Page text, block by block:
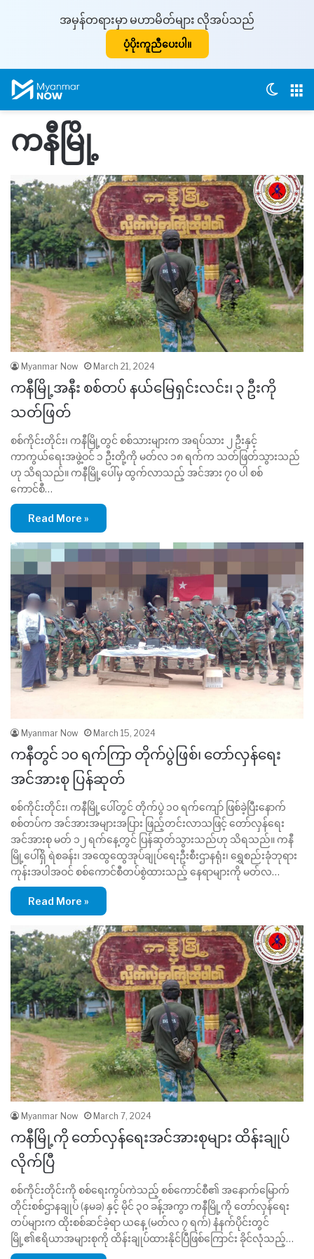
အမှန်တရားမှာ မဟာမိတ်များ လိုအပ်သည်
ပံ့ပိုးကူညီပေးပါ။
ကနီမြို့
Myanmar Now March 21, 2024
ကနီမြို့အနီး စစ်တပ် နယ်မြေရှင်းလင်း၊ ၃ ဦးကို
သတ်ဖြတ်
စစ်ကိုင်းတိုင်း၊ ကနီမြို့တွင် စစ်သားများက အရပ်သား ၂ ဦးနှင့်
ကာကွယ်ရေးအဖွဲ့ဝင် ၁ ဦးတို့ကို မတ်လ ၁၈ ရက်က သတ်ဖြတ်သွားသည်
ဟု သိရသည်။ ကနီမြို့ပေါ်မှ ထွက်လာသည့် အင်အား ၇၀ ပါ စစ်
ကောင်စီ…
Read More »
Myanmar Now March 15, 2024
ကနီတွင် ၁၀ ရက်ကြာ တိုက်ပွဲဖြစ်၊ တော်လှန်ရေး
အင်အားစု ပြန်ဆုတ်
စစ်ကိုင်းတိုင်း၊ ကနီမြို့ပေါ်တွင် တိုက်ပွဲ ၁၀ ရက်ကျော် ဖြစ်ခဲ့ပြီးနောက်
စစ်တပ်က အင်အားအများအပြား ဖြည့်တင်းလာသဖြင့် တော်လှန်ရေး
အင်အားစု မတ် ၁၂ ရက်နေ့တွင် ပြန်ဆုတ်သွားသည်ဟု သိရသည်။ ကနီ
မြို့ပေါ်ရှိ ရဲစခန်း၊ အထွေထွေအုပ်ချုပ်ရေးဦးစီးဌာနရုံး၊ ရွှေစည်းခုံဘုရား
ကုန်းအပါအဝင် စစ်ကောင်စီတပ်စွဲထားသည့် နေရာများကို မတ်လ…
Read More »
Myanmar Now March 7, 2024
ကနီမြို့ကို တော်လှန်ရေးအင်အားစုများ ထိန်းချုပ်
လိုက်ပြီ
စစ်ကိုင်းတိုင်းကို စစ်ရေးကွပ်ကဲသည့် စစ်ကောင်စီ၏ အနောက်မြောက်
တိုင်းစစ်ဌာနချုပ် (နမခ) နှင့် မိုင် ၃၀ ခန့်အကွာ ကနီမြို့ကို တော်လှန်ရေး
တပ်များက ထိုးစစ်ဆင်ခဲ့ရာ ယနေ့ (မတ်လ ၇ ရက်) နံနက်ပိုင်းတွင်
မြို့၏ဧရိယာအများစုကို ထိန်းချုပ်ထားနိုင်ပြီဖြစ်ကြောင်း ခိုင်လုံသည့်…